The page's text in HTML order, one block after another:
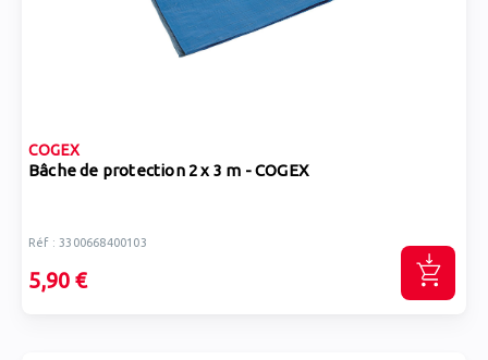
COGEX
Bâche de protection 2 x 3 m - COGEX
Réf : 3300668400103
5,90 €